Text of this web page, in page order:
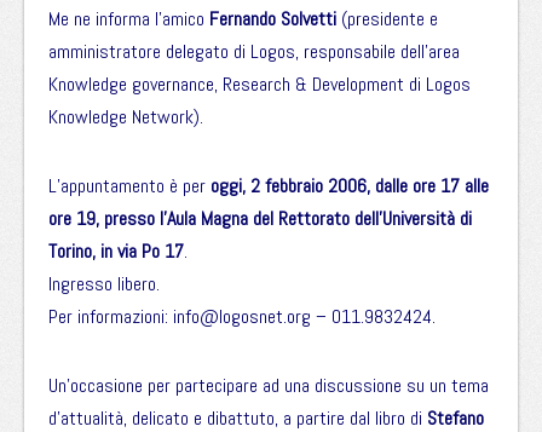
Me ne informa l’amico Fernando Solvetti (presidente e
amministratore delegato di Logos, responsabile dell’area
Knowledge governance, Research & Development di Logos
Knowledge Network).
L’appuntamento è per oggi, 2 febbraio 2006, dalle ore 17 alle
ore 19, presso l’Aula Magna del Rettorato dell’Università di
Torino, in via Po 17.
Ingresso libero.
Per informazioni: info@logosnet.org – 011.9832424.
Un’occasione per partecipare ad una discussione su un tema
d’attualità, delicato e dibattuto, a partire dal libro di Stefano